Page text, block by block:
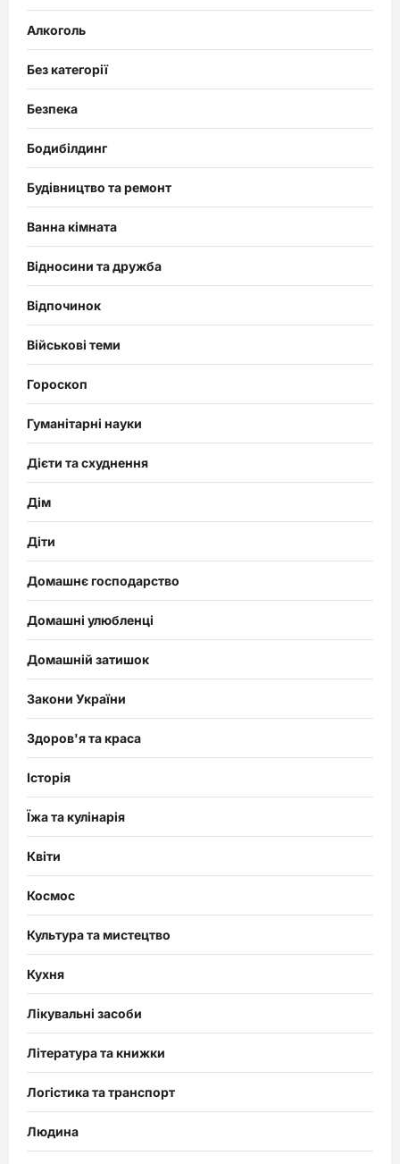
Алкоголь
Без категорії
Безпека
Бодибілдинг
Будівництво та ремонт
Ванна кімната
Відносини та дружба
Відпочинок
Військові теми
Гороскоп
Гуманітарні науки
Дієти та схуднення
Дім
Діти
Домашнє господарство
Домашні улюбленці
Домашній затишок
Закони України
Здоров'я та краса
Історія
Їжа та кулінарія
Квіти
Космос
Культура та мистецтво
Кухня
Лікувальні засоби
Література та книжки
Логістика та транспорт
Людина